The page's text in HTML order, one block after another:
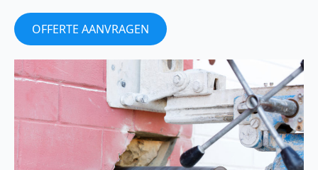
OFFERTE AANVRAGEN